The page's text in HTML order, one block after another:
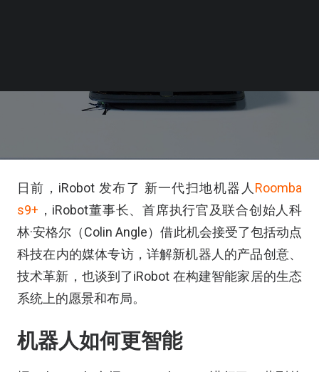
日前，iRobot 发布了 新一代扫地机器人 Roomba
s9+ ，iRobot董事长、首席执行官及联合创始人科
林·安格尔（Colin Angle）借此机会接受了包括动点
科技在内的媒体专访，详解新机器人的产品创意、
技术革新，也谈到了iRobot 在构建智能家居的生态
系统上的愿景和布局。
机器人如何更智能